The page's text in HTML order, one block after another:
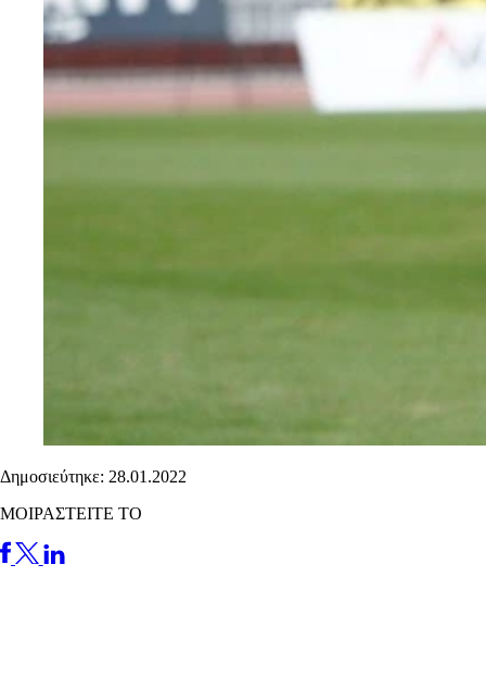
Δημοσιεύτηκε: 28.01.2022
ΜΟΙΡΑΣΤΕΙΤΕ ΤΟ